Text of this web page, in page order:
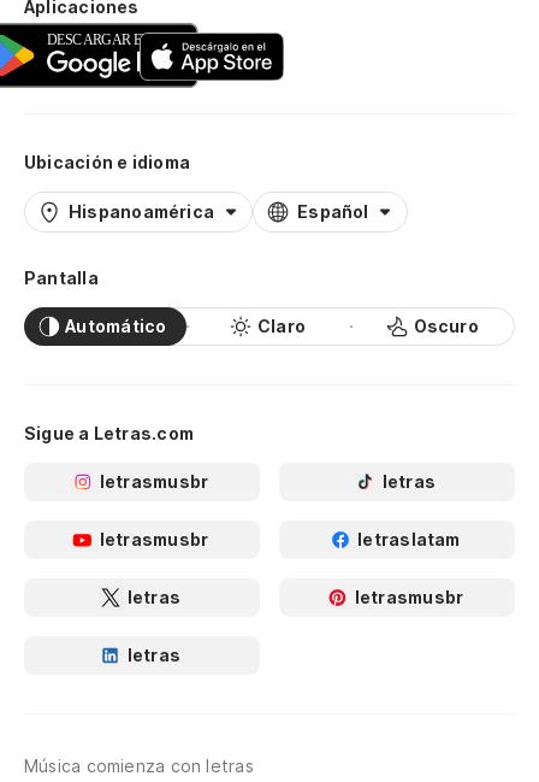
Aplicaciones
Ubicación e idioma
Hispanoamérica Español
Pantalla
Automático Claro Oscuro
Sigue a Letras.com
letrasmusbr letras
letrasmusbr letraslatam
letras letrasmusbr
letras
Música comienza con letras